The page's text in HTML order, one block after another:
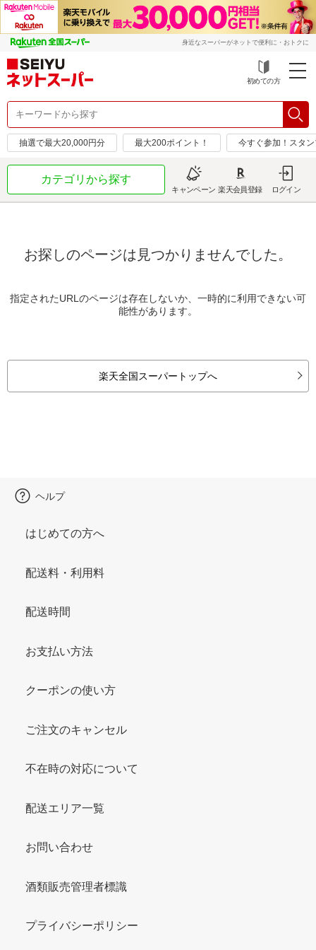
身近なスーパーがネットで便利に・おトクに
初めての方
抽選で最大20,000円分 最大200ポイント！ 今すぐ参加！スタ
カテゴリから探す
キャンペーン 楽天会員登録 ログイン
お探しのページは見つかりませんでした。
指定されたURLのページは存在しないか、一時的に利用できない可
能性があります。
楽天全国スーパートップへ
ヘルプ
はじめての方へ
配送料・利用料
配送時間
お支払い方法
クーポンの使い方
ご注文のキャンセル
不在時の対応について
配送エリア一覧
お問い合わせ
酒類販売管理者標識
プライバシーポリシー